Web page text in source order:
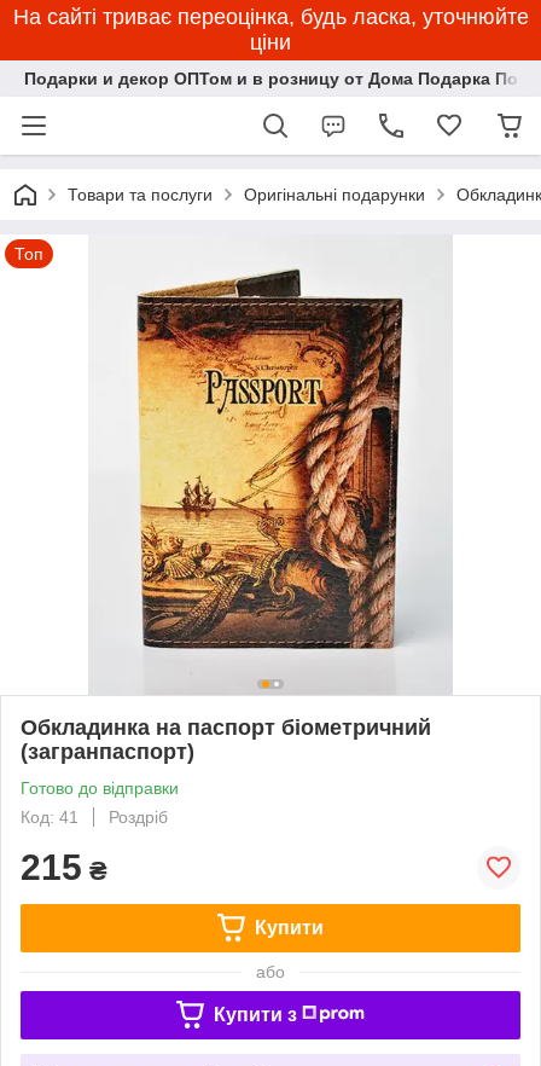
На сайті триває переоцінка, будь ласка, уточнюйте
ціни
Подарки и декор ОПТом и в розницу от Дома Подарка
Товари та послуги Оригінальні подарунки
Топ
Обкладинка на паспорт біометричний
(загранпаспорт)
Готово до відправки
Код: 41
Роздріб
215 ₴
Купити
або
Купити з